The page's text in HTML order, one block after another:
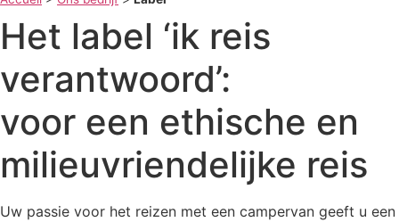
Het label ‘ik reis
verantwoord’:
voor een ethische en
milieuvriendelijke reis
Uw passie voor het reizen met een campervan geeft u een